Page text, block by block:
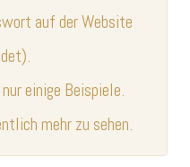
auf der Website
einige Beispiele.
mehr zu sehen.